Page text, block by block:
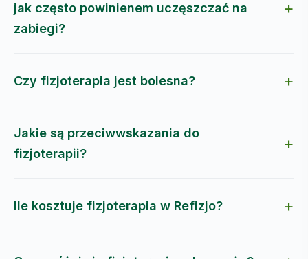
jak często powinienem uczęszczać na
zabiegi?
Czy fizjoterapia jest bolesna?
Jakie są przeciwwskazania do
fizjoterapii?
Ile kosztuje fizjoterapia w Refizjo?